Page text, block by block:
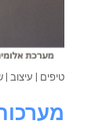
טיפים | עיצוב |